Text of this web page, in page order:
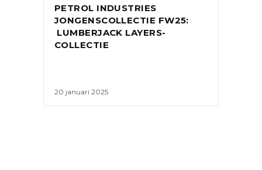
PETROL INDUSTRIES
JONGENSCOLLECTIE FW25:
LUMBERJACK LAYERS-
COLLECTIE
20 januari 2025